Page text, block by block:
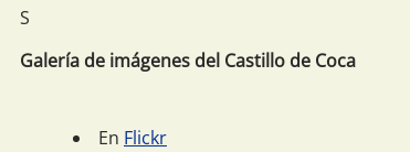
S
Galería de imágenes del Castillo de Coca
En Flickr